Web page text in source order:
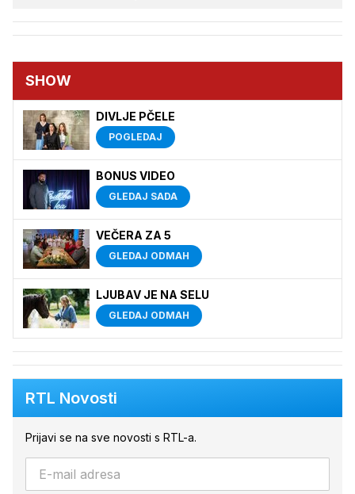
SHOW
DIVLJE PČELE
POGLEDAJ
BONUS VIDEO
GLEDAJ SADA
VEČERA ZA 5
GLEDAJ ODMAH
LJUBAV JE NA SELU
GLEDAJ ODMAH
RTL Novosti
Prijavi se na sve novosti s RTL-a.